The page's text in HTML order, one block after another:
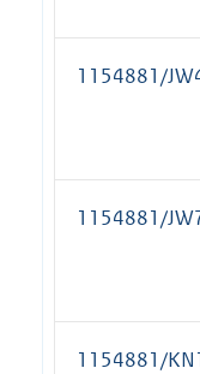
1154881/
1154881/
1154881/